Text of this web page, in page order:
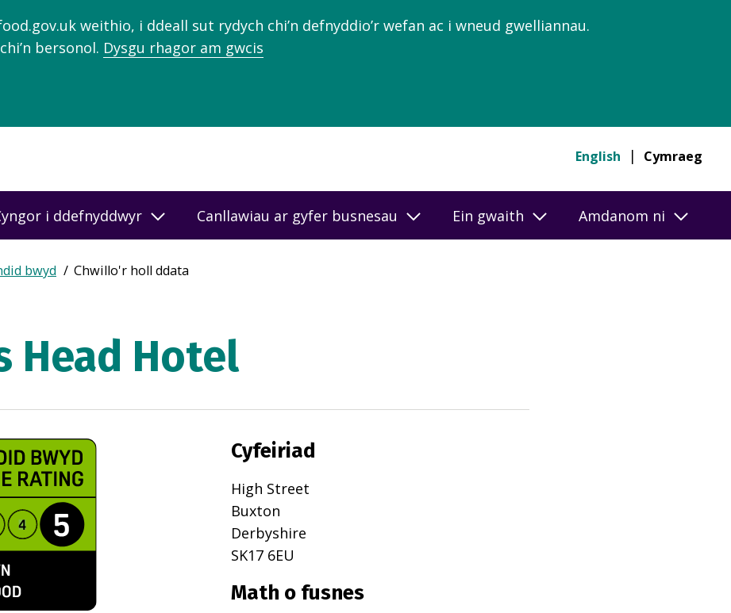
weithio, i ddeall sut rydych chi’n defnyddio’r wefan ac i wneud gwelliannau.
bersonol. Dysgu rhagor am gwcis
English Cymraeg
i ddefnyddwyr Canllawiau ar gyfer busnesau Ein gwaith Amdanom ni
bwyd Chwillo'r holl ddata
Head Hotel
Cyfeiriad
High Street
Buxton
Derbyshire
SK17 6EU
Math o fusnes